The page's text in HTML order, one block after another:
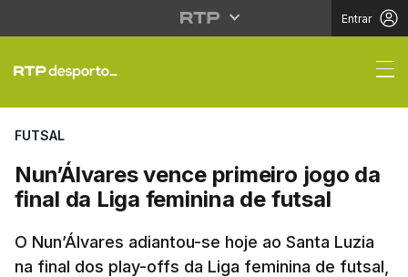
Entrar
Nun’Álvares vence
FUTSAL
Nun’Álvares vence primeiro jogo da
final da Liga feminina de futsal
O Nun’Álvares adiantou-se hoje ao Santa Luzia
na final dos play-offs da Liga feminina de futsal,